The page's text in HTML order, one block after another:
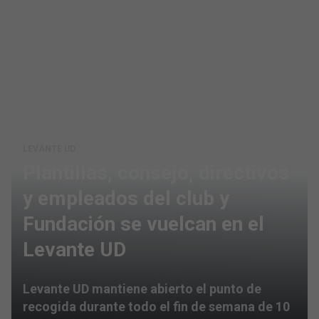
Fundación se vuelcan en el
Levante UD
Levante UD mantiene abierto el punto de
recogida durante todo el fin de semana de 10